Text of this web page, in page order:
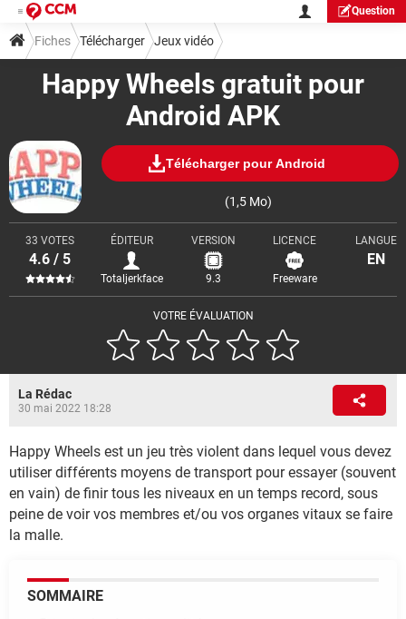
Question
Happy Wheels gratuit pour
Android APK
Télécharger pour Android
(1,5 Mo)
VOTRE ÉVALUATION
33 VOTES
4.6 / 5
ÉDITEUR
Totaljerkface
VERSION
9.3
LICENCE
Freeware
LANGUE
EN
Fiches Télécharger Jeux vidéo
La Rédac
30 mai 2022 18:28
Happy Wheels est un jeu très violent dans lequel vous devez
utiliser différents moyens de transport pour essayer (souvent
en vain) de finir tous les niveaux en un temps record, sous
peine de voir vos membres et/ou vos organes vitaux se faire
la malle.
SOMMAIRE